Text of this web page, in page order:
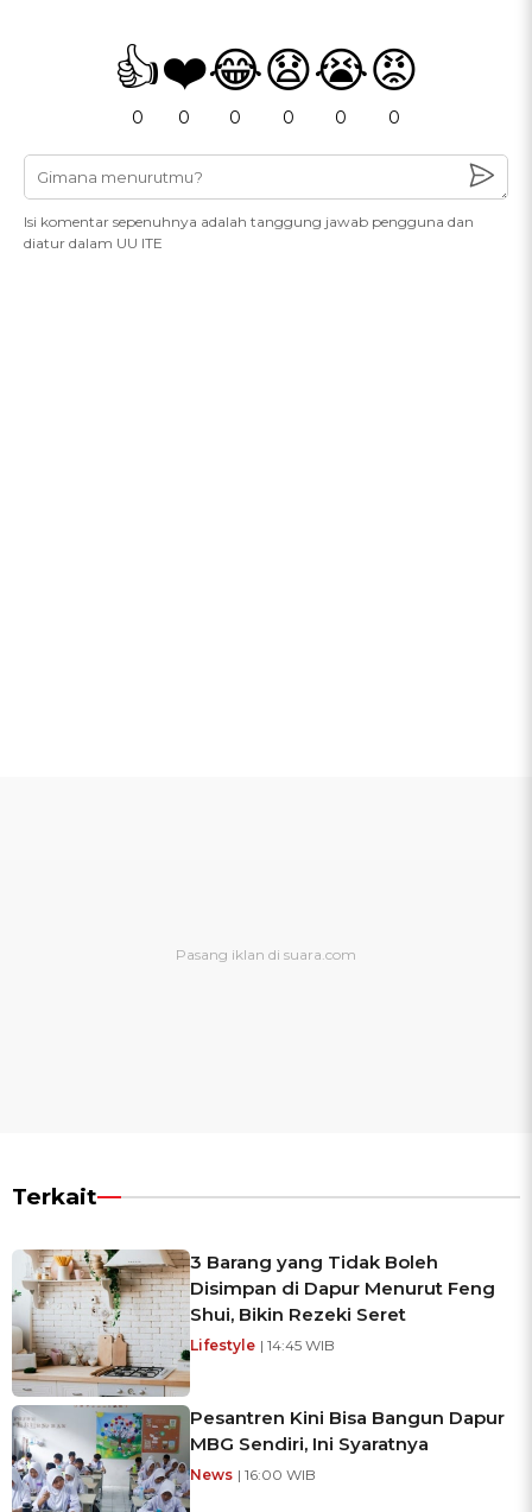
👍
0
❤️
0
😂
0
😧
0
😭
0
😡
0
Isi komentar sepenuhnya adalah tanggung jawab pengguna dan
diatur dalam UU ITE
Terkait
3 Barang yang Tidak Boleh
Disimpan di Dapur Menurut Feng
Shui, Bikin Rezeki Seret
Lifestyle | 14:45 WIB
Pesantren Kini Bisa Bangun Dapur
MBG Sendiri, Ini Syaratnya
News | 16:00 WIB